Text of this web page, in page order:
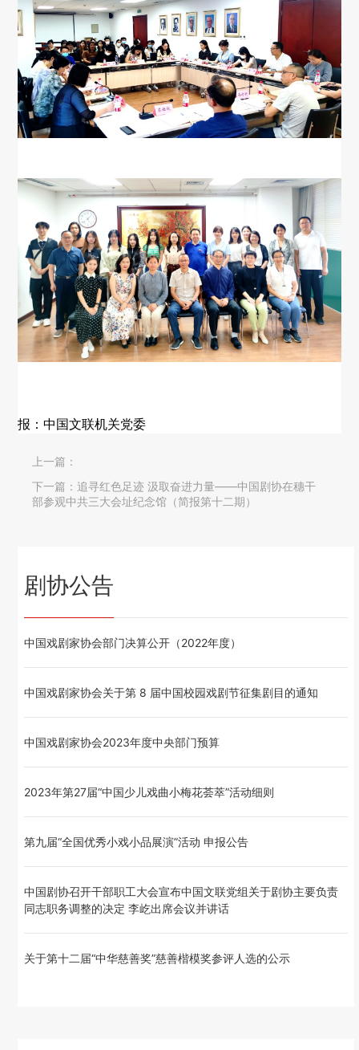
报：中国文联机关党委
上一篇：
下一篇：追寻红色足迹 汲取奋进力量——中国剧协在穗干
部参观中共三大会址纪念馆（简报第十二期）
剧协公告
中国戏剧家协会部门决算公开（2022年度）
中国戏剧家协会关于第 8 届中国校园戏剧节征集剧目的通知
中国戏剧家协会2023年度中央部门预算
2023年第27届“中国少儿戏曲小梅花荟萃”活动细则
第九届“全国优秀小戏小品展演”活动 申报公告
中国剧协召开干部职工大会宣布中国文联党组关于剧协主要负责
同志职务调整的决定 李屹出席会议并讲话
关于第十二届“中华慈善奖”慈善楷模奖参评人选的公示